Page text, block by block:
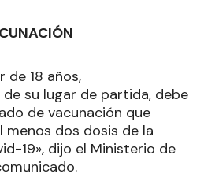
de 18 años,
su lugar de partida, debe
de vacunación que
menos dos dosis de la
19», dijo el Ministerio de